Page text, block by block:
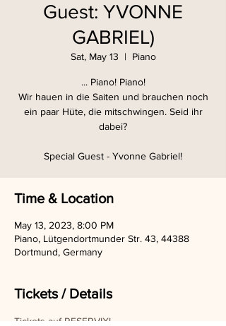
Guest: YVONNE
GABRIEL)
Sat, May 13
  |
Piano
... Piano! Piano!
Wir hauen in die Saiten und brauchen noch
ein paar Hüte, die mitschwingen. Seid ihr
dabei?
Special Guest - Yvonne Gabriel!
Time & Location
May 13, 2023, 8:00 PM
Piano, Lütgendortmunder Str. 43, 44388
Dortmund, Germany
Tickets / Details
Tickets auf RESERVIX!